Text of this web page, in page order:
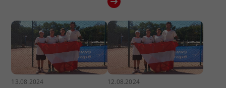
13.08.2024 12.08.2024